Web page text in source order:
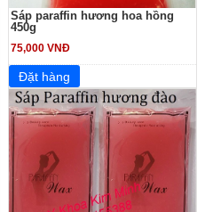
Sáp paraffin hương hoa hồng
450g
75,000 VNĐ